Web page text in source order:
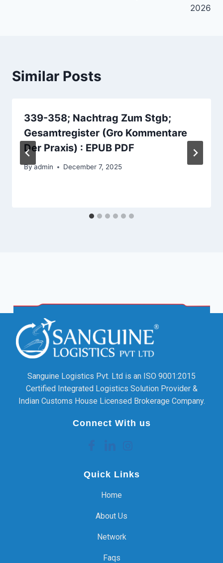
2026
Similar Posts
339-358; Nachtrag Zum Stgb;
Gesamtregister (Gro Kommentare
Der Praxis) : EPUB PDF
Byadmin December 7, 2025
Sanguine Logistics Pvt. Ltd is an ISO 9001:2015
Certified Integrated Logistics Solution Provider &
Indian Customs House Licensed Brokerage Company.
Connect With us
Quick Links
Home
About Us
Network
Faqs